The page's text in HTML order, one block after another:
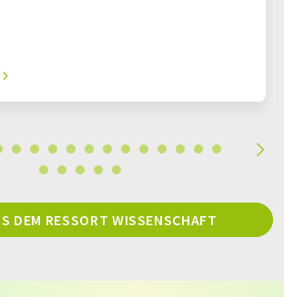
DEM RESSORT WISSENSCHAFT